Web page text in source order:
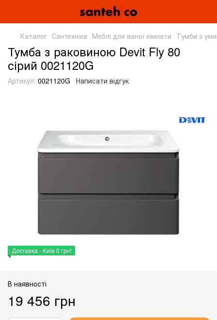
Каталог Сантехніка Меблі для ваної кімнати Тумби з
Тумба з раковиною Devit Fly 80
сірий 0021120G
Артикул: 0021120G Написати відгук
Доставка - Київ 0 грн!
В наявності
19 456 грн